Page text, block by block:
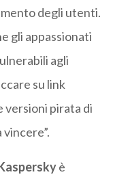
degli utenti.
gli appassionati
agli
su link
versioni pirata di
è